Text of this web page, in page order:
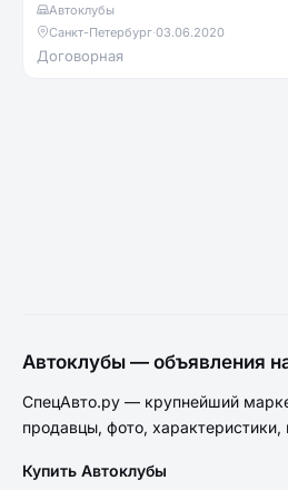
Автоклубы
Санкт-Петербург·03.06.2020
Договорная
Автоклубы — объявления
СпецАвто.ру — крупнейший
продавцы, фото, характеристики,
Купить Автоклубы